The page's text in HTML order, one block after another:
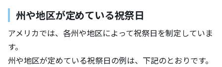
州や地区が定めている祝祭日
アメリカでは、各州や地区によって祝祭日を制定していま
す。
州や地区が定めている祝祭日の例は、下記のとおりです。